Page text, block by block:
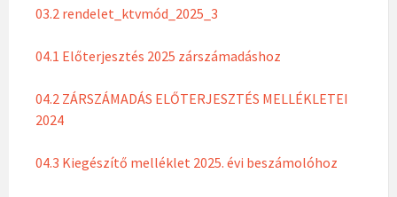
03.2 rendelet_ktvmód_2025_3
04.1 Előterjesztés 2025 zárszámadáshoz
04.2 ZÁRSZÁMADÁS ELŐTERJESZTÉS MELLÉKLETEI
2024
04.3 Kiegészítő melléklet 2025. évi beszámolóhoz